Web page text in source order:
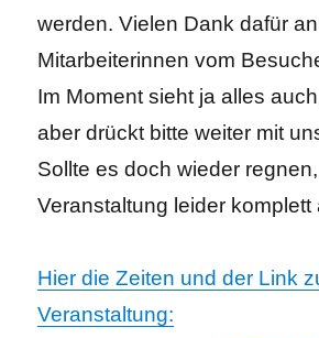
werden. Vielen Dank dafür
Mitarbeiterinnen vom
Im Moment sieht ja alles
aber drückt bitte weiter mit
Sollte es doch wieder
Veranstaltung leider komplett
Hier die Zeiten und der Link
Veranstaltung: